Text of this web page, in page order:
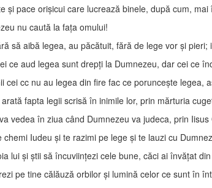
şi pace orişicui care lucrează binele, după cum,
nu caută la faţa omului!
să aibă legea, au păcătuit, fără de lege vor şi
ce aud legea sunt drepţi la Dumnezeu, dar cei ce
cei cc nu au legea din fire fac ce porunceşte legea,
fapta legii scrisă în inimile lor, prin mărturia
vedea în ziua când Dumnezeu va judeca, prin
chemi Iudeu şi te razimi pe lege şi te lauzi cu
lui şi ştii să încuviinţezi cele bune, căci ai învăţat
pe tine călăuză orbilor şi lumină celor ce sunt în